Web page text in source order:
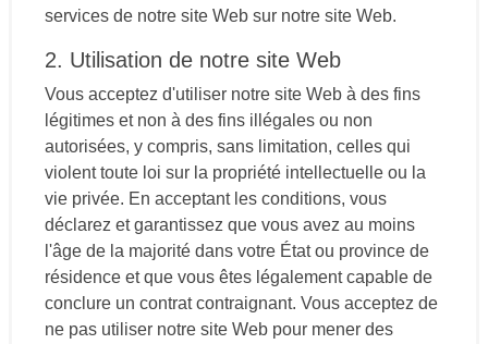
services de notre site Web sur notre site Web.
2. Utilisation de notre site Web
Vous acceptez d'utiliser notre site Web à des fins
légitimes et non à des fins illégales ou non
autorisées, y compris, sans limitation, celles qui
violent toute loi sur la propriété intellectuelle ou la
vie privée. En acceptant les conditions, vous
déclarez et garantissez que vous avez au moins
l'âge de la majorité dans votre État ou province de
résidence et que vous êtes légalement capable de
conclure un contrat contraignant. Vous acceptez de
ne pas utiliser notre site Web pour mener des